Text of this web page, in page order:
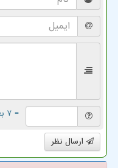
= ۷ بعلاوه ۵
ارسال نظر